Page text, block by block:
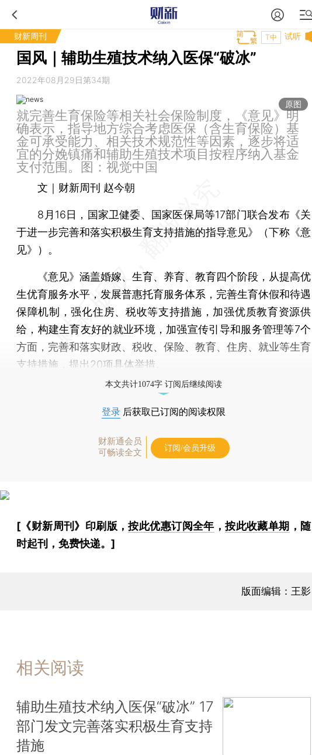
财新周刊 试听
T中
国风｜辅助生殖技术纳入医保“破冰”
2022年08月29日第34期
原图
就完善生育保险等相关社会保险制度，《意见》明
确表示，指导地方综合考虑医保（含生育保险）基
金可承受能力、相关技术规范性等因素，逐步将适
宜的分娩镇痛和辅助生殖技术项目按程序纳入基金
支付范围。图：视觉中国
文｜财新周刊 赵今朝
8月16日，国家卫健委、国家医保局等17部门联合发布《关
于进一步完善和落实积极生育支持措施的指导意见》（下称《意
见》）。
《意见》涵盖婚嫁、生育、养育、教育四个阶段，从提高优
生优育服务水平，发展普惠托育服务体系，完善生育休假和待遇
保障机制，强化住房、税收等支持措施，加强优质教育资源供
给，构建生育友好的就业环境，加强宣传引导和服务管理等7个
方面，完善和落实财政、税收、保险、教育、住房、就业等生育
支持措施，提出20项具体举措。
本文共计1074字 订阅后继续阅读
登录 后获取已订阅的阅读权限
财新通会员
可畅读全文
订阅/会员升级
[《财新周刊》印刷版，按此优惠订阅全年 ，按此收藏单期 ，随
时起刊，免费快递。]
版面编辑：王影
相关阅读
辅助生殖技术纳入医保“破冰” 17
部门发文完善落实积极生育支持
措施